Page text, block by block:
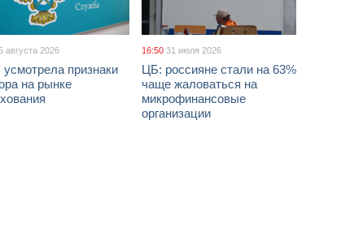
августа 2026
признаки
на рынке
16:50 31 июля 2026
ЦБ: россияне стали на 63%
чаще жаловаться на
микрофинансовые
организации